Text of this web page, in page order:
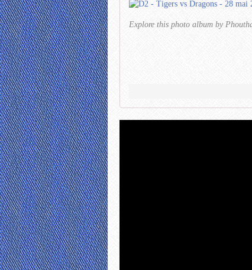
Explore this photo album by